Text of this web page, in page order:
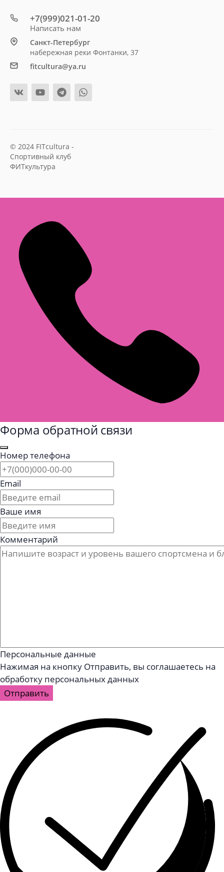
+7(999)021-01-20
Написать нам
Санкт-Петербург
набережная реки Фонтанки, 37
fitcultura@ya.ru
© 2024 FITcultura -
Спортивный клуб
ФИТкультура
Форма обратной связи
Номер телефона
Email
Ваше имя
Комментарий
Персональные данные
Нажимая на кнопку Отправить, вы соглашаетесь на
обработку персональных данных
Отправить